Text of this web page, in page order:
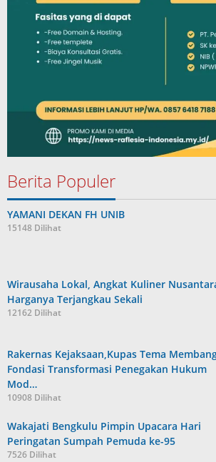
Berita Populer
YAMANI DEKAN FH UNIB
15148 Dilihat
Wirausaha Lokal, Angkat Kuliner
Harganya Terjangkau Sekali
12162 Dilihat
Rakernas Kejaksaan,Kupas Tema
Fondasi Transformasi Penegakan Hukum
Mod…
10908 Dilihat
Wakajati Bengkulu Pimpin Upacara Hari
Peringatan Sumpah Pemuda ke-95
7526 Dilihat